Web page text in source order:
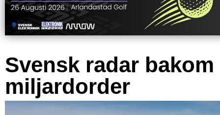
Svensk radar bakom
miljardorder